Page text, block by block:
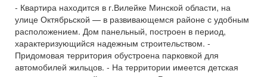
- Квартира находится в г.Вилейке Минской области, на
улице Октябрьской — в развивающемся районе с удобным
расположением. Дом панельный, построен в период,
характеризующийся надежным строительством. -
Придомовая территория обустроена парковкой для
автомобилей жильцов. - На территории имеется детская